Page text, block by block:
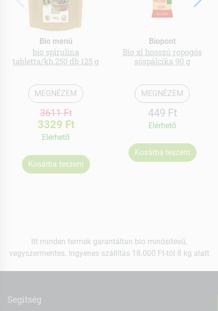
Bio menü
bio spirulina
tabletta/kb.250 db 125 g
MEGNÉZEM
3611 Ft
3329 Ft
Elérhetõ
Kosárba teszem
Biopont
Bio xl hosszú ropogós
sóspálcika 90 g
MEGNÉZEM
449 Ft
Elérhetõ
Kosárba teszem
Itt minden termék garantáltan bio minősítésű,
vegyszermentes. Ingyenes szállítás 18.000 Ft-tól 8 kg alatt
Segítség